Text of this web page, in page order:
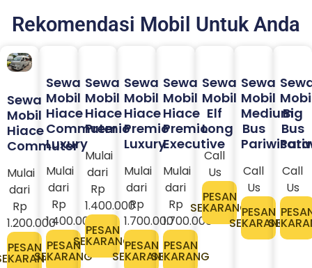
Rekomendasi Mobil Untuk Anda
Sewa
Mobil
Hiace
Commuter
Mulai
dari
Rp
1.200.000
PESAN
Sewa
Mobil
Hiace
Commuter
Luxury
Mulai
dari
Rp
1.400.000
PESAN
SEKARANG
Sewa
Mobil
Hiace
Premio
Mulai
dari
Rp
1.400.000
PESAN
SEKARANG
Sewa
Mobil
Hiace
Premio
Luxury
Mulai
dari
Rp
1.700.000
PESAN
SEKARANG
Sewa
Mobil
Hiace
Premio
Executive
Mulai
dari
Rp
1.700.000
PESAN
SEKARANG
Sewa
Mobil
Elf
Long
Call
Us
PESAN
SEKARANG
Sewa
Mobil
Medium
Bus
Pariwisata
Call
Us
PESAN
SEKARANG
Big
Bus
Call
Us